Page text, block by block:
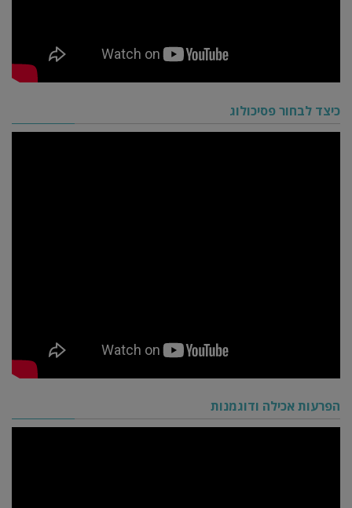
כיצד לבחור פסיכולוג
הפרעות אכילה ודוגמנות